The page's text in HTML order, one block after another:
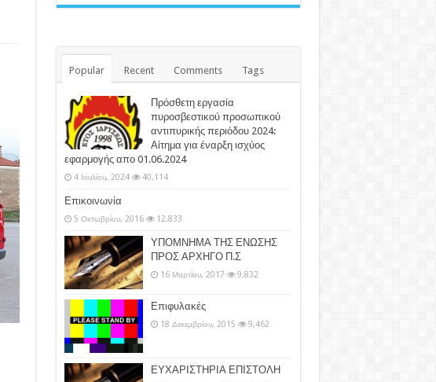
Popular Recent Comments Tags
Πρόσθετη εργασία
πυροσβεστικού προσωπικού
αντιπυρικής περιόδου 2024:
Αίτημα για έναρξη ισχύος
εφαρμογής απο 01.06.2024
4 Ιουλίου, 2024 40,114
Επικοινωνία
5 Οκτωβρίου, 2016 12,833
ΥΠΟΜΝΗΜΑ ΤΗΣ ΕΝΩΣΗΣ
ΠΡΟΣ ΑΡΧΗΓΟ Π.Σ
16 Μαρτίου, 2017 9,832
Επιφυλακές
18 Δεκεμβρίου, 2015 9,462
ΕΥΧΑΡΙΣΤΗΡΙΑ ΕΠΙΣΤΟΛΗ